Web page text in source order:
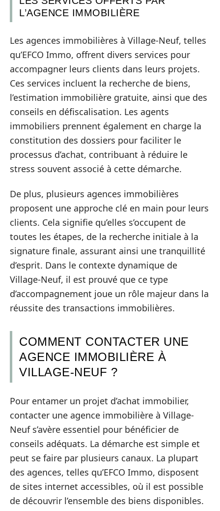
L’AGENCE IMMOBILIÈRE
Les agences immobilières à Village-Neuf, telles
qu’EFCO Immo, offrent divers services pour
accompagner leurs clients dans leurs projets.
Ces services incluent la recherche de biens,
l’estimation immobilière gratuite, ainsi que des
conseils en défiscalisation. Les agents
immobiliers prennent également en charge la
constitution des dossiers pour faciliter le
processus d’achat, contribuant à réduire le
stress souvent associé à cette démarche.
De plus, plusieurs agences immobilières
proposent une approche clé en main pour leurs
clients. Cela signifie qu’elles s’occupent de
toutes les étapes, de la recherche initiale à la
signature finale, assurant ainsi une tranquillité
d’esprit. Dans le contexte dynamique de
Village-Neuf, il est prouvé que ce type
d’accompagnement joue un rôle majeur dans la
réussite des transactions immobilières.
COMMENT CONTACTER UNE
AGENCE IMMOBILIÈRE À
VILLAGE-NEUF ?
Pour entamer un projet d’achat immobilier,
contacter une agence immobilière à Village-
Neuf s’avère essentiel pour bénéficier de
conseils adéquats. La démarche est simple et
peut se faire par plusieurs canaux. La plupart
des agences, telles qu’EFCO Immo, disposent
de sites internet accessibles, où il est possible
de découvrir l’ensemble des biens disponibles.